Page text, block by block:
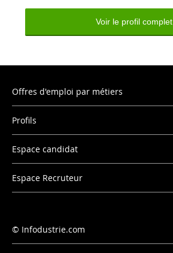
Voir le profil complet
Offres d'emploi par métiers
Profils
Espace candidat
Espace Recruteur
Infodustrie.com